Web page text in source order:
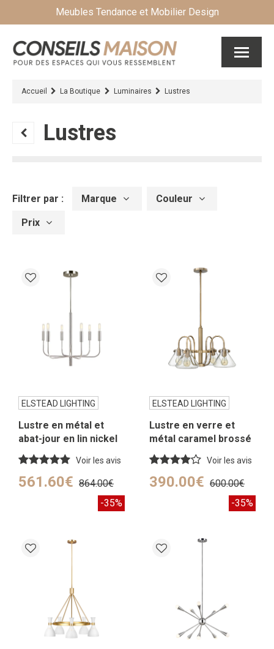
Meubles Tendance et Mobilier Design
Accueil La Boutique Luminaires Lustres
Lustres
Filtrer par : Marque Couleur
Prix
ELSTEAD LIGHTING
Lustre en métal et
abat-jour en lin nickel
poli
Voir les avis
561.60€ 864.00€
-35%
ELSTEAD LIGHTING
Lustre en verre et
métal caramel brossé
Voir les avis
390.00€ 600.00€
-35%